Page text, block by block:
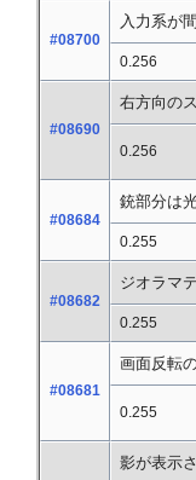
#08700
入力系が
0.256
#08690
右方向の
0.256
#08684
銃部分は
0.255
#08682
ジオラマ
0.255
#08681
画面反転
0.255
影が表示